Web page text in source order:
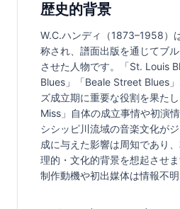
歴史的背景
W.C.ハンディ（1873–1958）
称され、譜面出版を通じてブ
させた人物です。「St. Louis
Blues」「Beale Street Blues
ズ成立期に重要な役割を果た
Miss」自体の成立事情や初演
シシッピ川流域の音楽文化が
成に与えた影響は周知であり
理的・文化的背景を想起させ
制作動機や初出媒体は情報不明